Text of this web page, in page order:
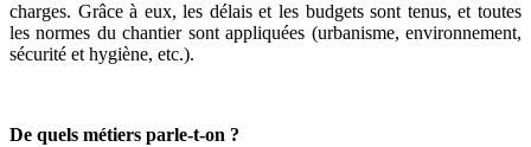
charges. Grâce à eux, les délais et les budgets sont tenus, et toutes
les normes du chantier sont appliquées (urbanisme, environnement,
sécurité et hygiène, etc.).
De quels métiers parle-t-on ?